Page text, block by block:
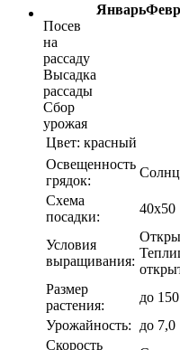
Январь
Посев
на
рассаду
Высадка
рассады
Сбор
урожая
Цвет: красный
Освещенность
грядок:
Схема
посадки:
40х50
Условия
выращивания:
Размер
растения:
до 150
Урожайность:
до 7,0
Скорость